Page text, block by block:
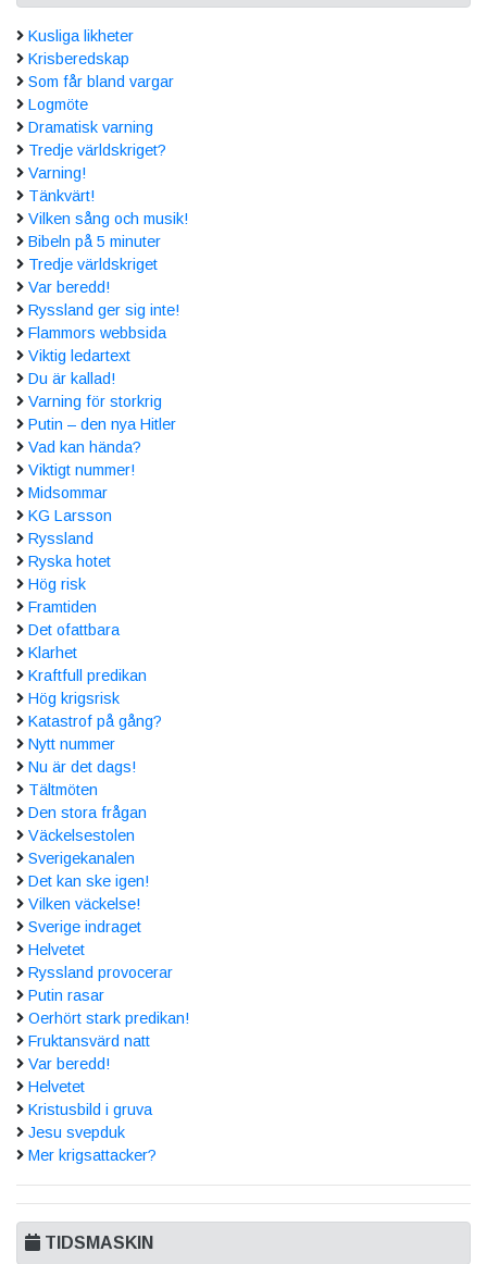
Kusliga likheter
Krisberedskap
Som får bland vargar
Logmöte
Dramatisk varning
Tredje världskriget?
Varning!
Tänkvärt!
Vilken sång och musik!
Bibeln på 5 minuter
Tredje världskriget
Var beredd!
Ryssland ger sig inte!
Flammors webbsida
Viktig ledartext
Du är kallad!
Varning för storkrig
Putin – den nya Hitler
Vad kan hända?
Viktigt nummer!
Midsommar
KG Larsson
Ryssland
Ryska hotet
Hög risk
Framtiden
Det ofattbara
Klarhet
Kraftfull predikan
Hög krigsrisk
Katastrof på gång?
Nytt nummer
Nu är det dags!
Tältmöten
Den stora frågan
Väckelsestolen
Sverigekanalen
Det kan ske igen!
Vilken väckelse!
Sverige indraget
Helvetet
Ryssland provocerar
Putin rasar
Oerhört stark predikan!
Fruktansvärd natt
Var beredd!
Helvetet
Kristusbild i gruva
Jesu svepduk
Mer krigsattacker?
TIDSMASKIN